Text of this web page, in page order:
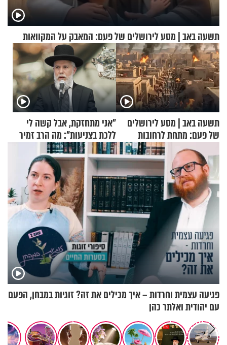
תשעה באב | מסע לירושלים של פעם: המאבק על המקוואות
תשעה באב | מסע לירושלים
של פעם: מתחת לרחובות
ירושלים
"אני מתחזקת, אבל קשה לי
ללכת בצניעות": מה הרב זמיר
כהן המליץ לה לעשות?
פגיעה עצמית וחרדות – איך מכילים את זה? זוגיות במבחן, הפעם
עם יהודית ואלתר כהן